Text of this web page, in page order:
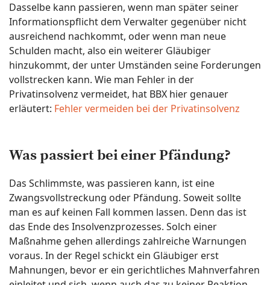
Dasselbe kann passieren, wenn man später seiner
Informationspflicht dem Verwalter gegenüber nicht
ausreichend nachkommt, oder wenn man neue
Schulden macht, also ein weiterer Gläubiger
hinzukommt, der unter Umständen seine Forderungen
vollstrecken kann. Wie man Fehler in der
Privatinsolvenz vermeidet, hat BBX hier genauer
erläutert: Fehler vermeiden bei der Privatinsolvenz
Was passiert bei einer Pfändung?
Das Schlimmste, was passieren kann, ist eine
Zwangsvollstreckung oder Pfändung. Soweit sollte
man es auf keinen Fall kommen lassen. Denn das ist
das Ende des Insolvenzprozesses. Solch einer
Maßnahme gehen allerdings zahlreiche Warnungen
voraus. In der Regel schickt ein Gläubiger erst
Mahnungen, bevor er ein gerichtliches Mahnverfahren